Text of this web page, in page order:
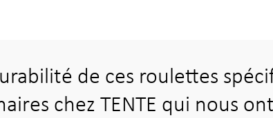
de ces roulettes
chez TENTE qui nous